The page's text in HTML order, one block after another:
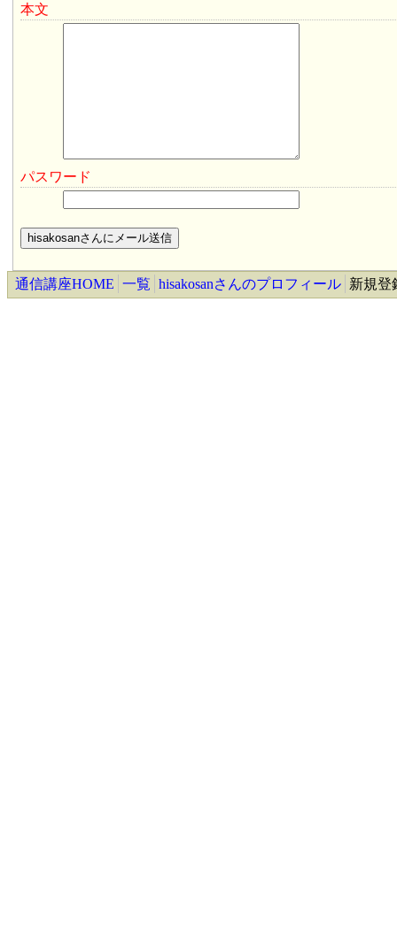
本文
パスワード
通信講座HOME 一覧 hisakosanさんのプロフィール 新規登